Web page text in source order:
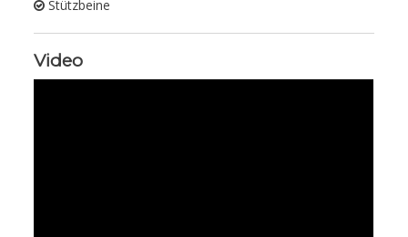
Stützbeine
Video